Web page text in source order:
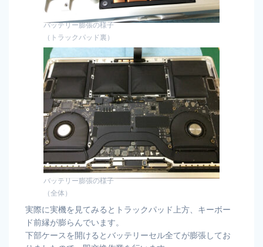
バッテリー膨張の様子
（トラックパッド裏）
バッテリー膨張の様子
（全体）
実際に実機を見てみるとトラックパッド上方、キーボー
ド前縁が膨らんでいます。
下部ケースを開けるとバッテリーセル全てが膨張してお